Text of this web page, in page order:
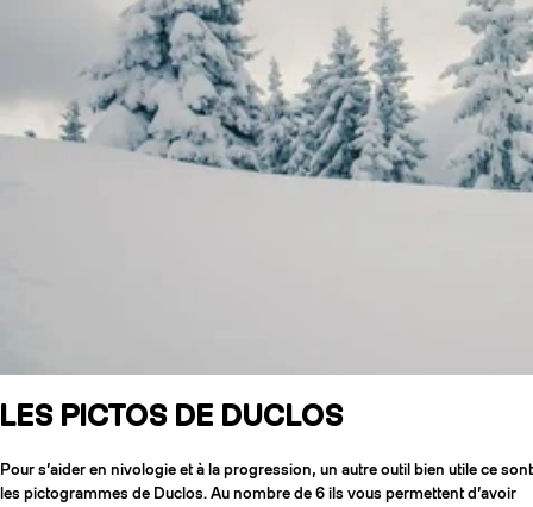
LES PICTOS DE DUCLOS
Pour s’aider en nivologie et à la progression, un autre outil bien utile ce sont
les pictogrammes de Duclos. Au nombre de 6 ils vous permettent d’avoir